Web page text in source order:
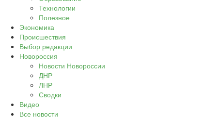
Технологии
Полезное
Экономика
Происшествия
Выбор редакции
Новороссия
Новости Новороссии
ДНР
ЛНР
Сводки
Видео
Все новости